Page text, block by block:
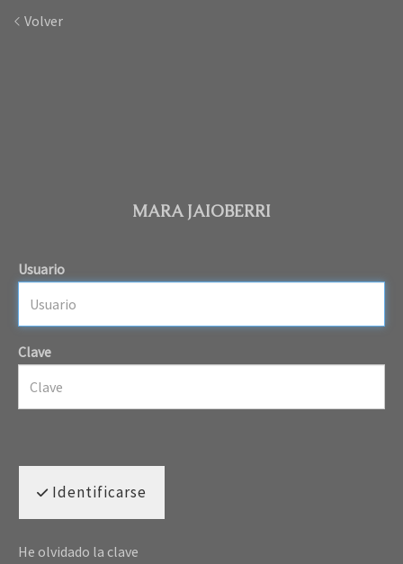
Volver
MARA JAIOBERRI
Usuario
Clave
Identificarse
He olvidado la clave